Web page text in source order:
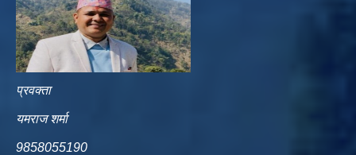
प्रवक्ता
यमराज शर्मा
9858055190